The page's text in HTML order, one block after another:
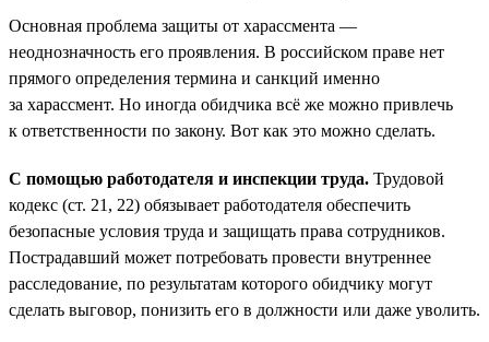
Основная проблема защиты от харассмента —
неоднозначность его проявления. В российском праве нет
прямого определения термина и санкций именно
за харассмент. Но иногда обидчика всё же можно привлечь
к ответственности по закону. Вот как это можно сделать.
С помощью работодателя и инспекции труда. Трудовой
кодекс (ст. 21, 22) обязывает работодателя обеспечить
безопасные условия труда и защищать права сотрудников.
Пострадавший может потребовать провести внутреннее
расследование, по результатам которого обидчику могут
сделать выговор, понизить его в должности или даже уволить.